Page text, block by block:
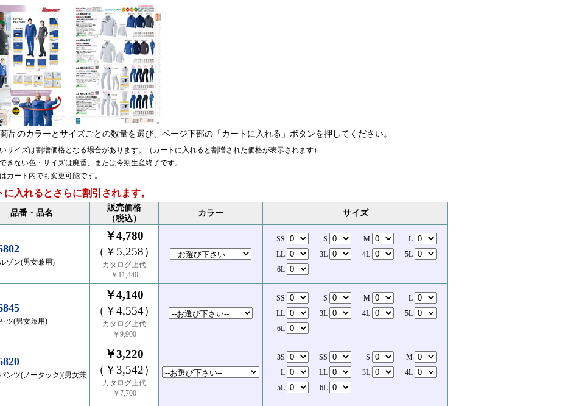
品のカラーとサイズごとの数量を選び、ページ下部の「カートに入れる」ボタンを押してください。
サイズは割増価格となる場合があります。（カートに入れると割増された価格が表示されます）
きない色・サイズは廃番、または今期生産終了です。
カート内でも変更可能です。
に入れるとさらに割引されます。
品番・品名
販売価格
（税込）
カラー サイズ
ゾン(男女兼用)
￥4,780
（￥5,258）
カタログ上代
￥11,440
SS S M
L
LL
3L 4L
5L
6L
ツ(男女兼用)
￥4,140
（￥4,554）
カタログ上代
￥9,900
SS S M
L
LL
3L 4L
5L
6L
ンツ(ノータック)(男女兼
￥3,220
（￥3,542）
カタログ上代
￥7,700
3S SS S
M
L
LL 3L
4L
5L
6L